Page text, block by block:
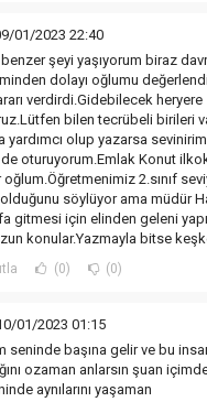
01/2023 22:40
şeyi yaşıyorum biraz
dolayı oğlumu
verdirdi.Gidebilecek heryere
bilen tecrübeli birileri
yardımcı olup yazarsa
oturuyorum.Emlak Konut
2.sınıf
söylüyor ama müdür
gitmesi için elinden geleni
konular.Yazmayla bitse
(0) (0)
01/2023 01:15
seninde başına gelir ve bu
ozaman anlarsın şuan
aynılarını yaşaman